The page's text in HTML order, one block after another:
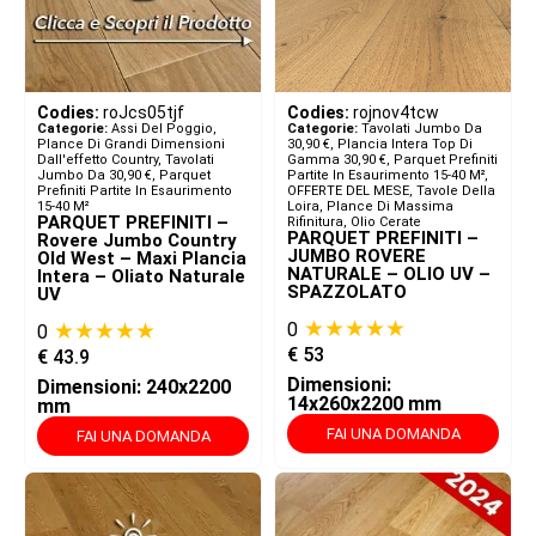
Codies: roJcs05tjf
Categorie: Assi Del Poggio,
Plance Di Grandi Dimensioni
Dall'effetto Country, Tavolati
Jumbo Da 30,90 €, Parquet
Prefiniti Partite In Esaurimento
15-40 M²
PARQUET PREFINITI –
Rovere Jumbo Country
Old West – Maxi Plancia
Intera – Oliato Naturale
UV
0 ★★★★★
€ 43.9
Dimensioni: 240x2200
mm
FAI UNA DOMANDA
Codies: rojnov4tcw
Categorie: Tavolati Jumbo Da
30,90 €, Plancia Intera Top Di
Gamma 30,90 €, Parquet Prefiniti
Partite In Esaurimento 15-40 M²,
OFFERTE DEL MESE, Tavole Della
Loira, Plance Di Massima
Rifinitura, Olio Cerate
PARQUET PREFINITI –
JUMBO ROVERE
NATURALE – OLIO UV –
SPAZZOLATO
0 ★★★★★
€ 53
Dimensioni:
14x260x2200 mm
FAI UNA DOMANDA